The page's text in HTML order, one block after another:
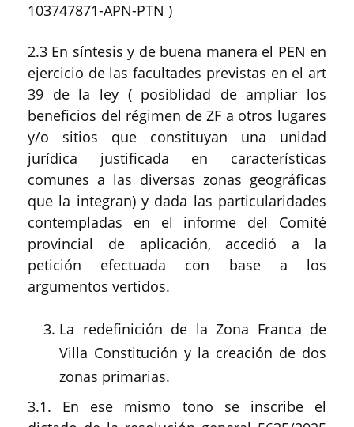
103747871-APN-PTN )
2.3 En síntesis y de buena manera el PEN en
ejercicio de las facultades previstas en el art
39 de la ley ( posiblidad de ampliar los
beneficios del régimen de ZF a otros lugares
y/o sitios que constituyan una unidad
jurídica justificada en características
comunes a las diversas zonas geográficas
que la integran) y dada las particularidades
contempladas en el informe del Comité
provincial de aplicación, accedió a la
petición efectuada con base a los
argumentos vertidos.
La redefinición de la Zona Franca de
Villa Constitución y la creación de dos
zonas primarias.
3.1. En ese mismo tono se inscribe el